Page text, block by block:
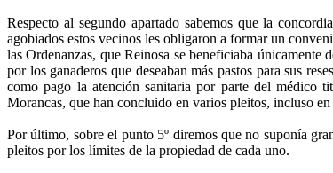
Respecto al segundo apartado sabemos que la
agobiados estos vecinos les obligaron a formar un
las Ordenanzas, que Reinosa se beneficiaba
por los ganaderos que deseaban más pastos para sus
como pago la atención sanitaria por parte del médico
Morancas, que han concluido en varios pleitos, incluso
Por último, sobre el punto 5º diremos que no suponía
pleitos por los límites de la propiedad de cada uno.